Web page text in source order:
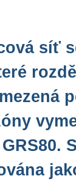
síť